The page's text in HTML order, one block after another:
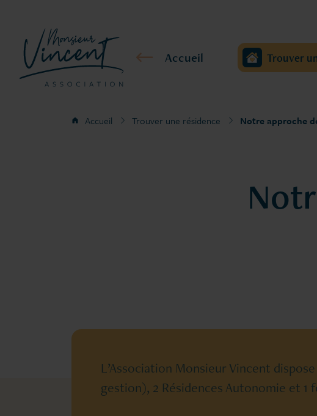
Accueil Trouver
Accueil Trouver une résidence Notre approche
L’Association Monsieur Vincent
gestion), 2 Résidences Autonomie et 1